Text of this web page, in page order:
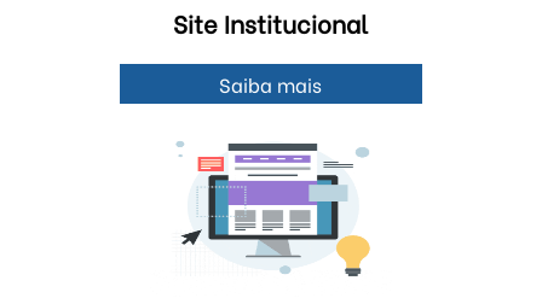
Site Institucional
Saiba mais